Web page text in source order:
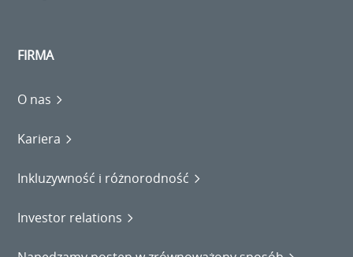
FIRMA
O nas
Kariera
Inkluzywność i różnorodność
Investor relations